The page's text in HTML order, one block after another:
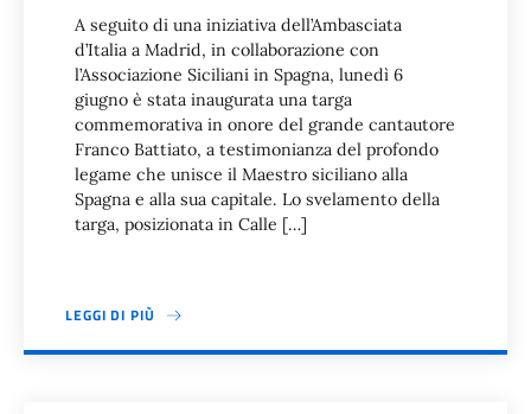
A seguito di una iniziativa dell’Ambasciata
d’Italia a Madrid, in collaborazione con
l’Associazione Siciliani in Spagna, lunedì 6
giugno è stata inaugurata una targa
commemorativa in onore del grande cantautore
Franco Battiato, a testimonianza del profondo
legame che unisce il Maestro siciliano alla
Spagna e alla sua capitale. Lo svelamento della
targa, posizionata in Calle […]
LEGGI DI PIÙ